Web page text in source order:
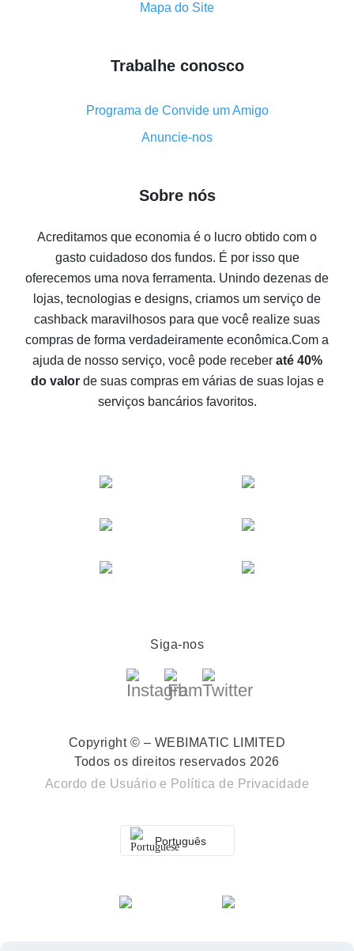
Como obter cashback no AliExpress - visão geral de
Cashback no AliExpress - avaliações de clientes
8% de cashback no AliExpress - poupar dinheiro de
compras
Aliexpress
Como receber cashback no Aliexpress - formas fáceis
de se obter cashback
10% de cashback no Aliexpress - o impossível é
possível
O melhor cashback no Aliexpress - como encontrá-lo
O melhor serviço de cashback para o Aliexpress -
vamos comparar ofertas
Mapa do Site
Trabalhe conosco
Programa de Convide um Amigo
Anuncie-nos
Sobre nós
Acreditamos que economia é o lucro obtido com o
gasto cuidadoso dos fundos. É por isso que
oferecemos uma nova ferramenta. Unindo dezenas de
lojas, tecnologias e designs, criamos um serviço de
cashback maravilhosos para que você realize suas
compras de forma verdadeiramente econômica.Com a
ajuda de nosso serviço, você pode receber até 40%
do valorde suas compras em várias de suas lojas e
serviços bancários favoritos.
Siga-nos
Copyright © – WEBIMATIC LIMITED
Todos os direitos reservados 2026
Acordo de Usuário e Política de Privacidade
Português